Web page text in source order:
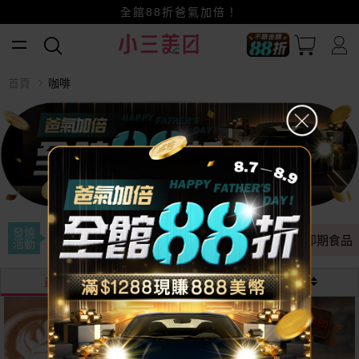
賺美幣~換好禮~立即換GO~
小三美日x全支付~美幣+全點折上折超划算
全館88折爸氣加倍！
發燒
活動
全年最低 多件優惠 即期出清 即期食品
最熱銷 最新 價格
首頁 咖啡